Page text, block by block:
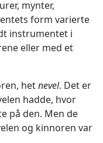
mynter,
form varierte
instrumentet i
eller med et
hetnevel. Det er
hadde, hvor
på den. Men de
og kinnoren var